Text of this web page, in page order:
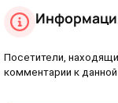
Посетители,
комментарии к данной